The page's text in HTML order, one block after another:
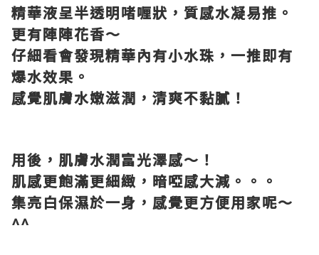
精華液呈半透明啫喱狀，質感水凝易推。
更有陣陣花香～
仔細看會發現精華內有小水珠，一推即有
爆水效果。
感覺肌膚水嫩滋潤，清爽不黏膩！
用後，肌膚水潤富光澤感～！
肌感更飽滿更細緻，暗啞感大減。。。
集亮白保濕於一身，感覺更方便用家呢～
^^